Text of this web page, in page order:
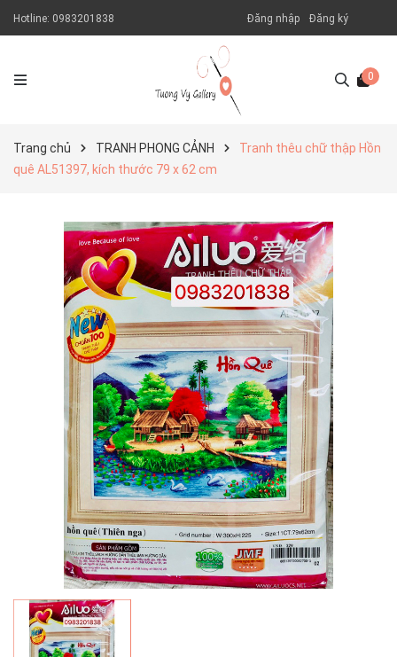
Hotline: 0983201838 Đăng nhập Đăng ký
0
Trang chủ TRANH PHONG CẢNH
Tranh thêu chữ thập Hồn
quê AL51397, kích thước 79 x 62 cm